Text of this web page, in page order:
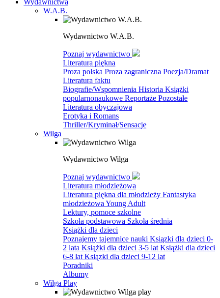
Wydawnictwa
W.A.B.
Wydawnictwo W.A.B.
Poznaj wydawnictwo
Literatura piękna
Proza polska Proza zagraniczna Poezja/Dramat
Literatura faktu
Biografie/Wspomnienia Historia Książki
popularnonaukowe Reportaże Pozostałe
Literatura obyczajowa
Erotyka i Romans
Thriller/Kryminał/Sensacje
Wilga
Wydawnictwo Wilga
Poznaj wydawnictwo
Literatura młodzieżowa
Literatura piękna dla młodzieży Fantastyka
młodzieżowa Young Adult
Lektury, pomoce szkolne
Szkoła podstawowa Szkoła średnia
Książki dla dzieci
Poznajemy tajemnice nauki Ksiązki dla dzieci 0-
2 lata Książki dla dzieci 3-5 lat Książki dla dzieci
6-8 lat Ksiązki dla dzieci 9-12 lat
Poradniki
Albumy
Wilga Play